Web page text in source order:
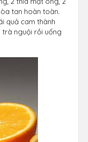
tan hoàn toàn.
quả cam thành
trà nguội rồi uống